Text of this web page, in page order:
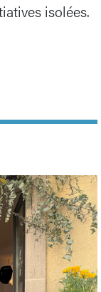
isolées.